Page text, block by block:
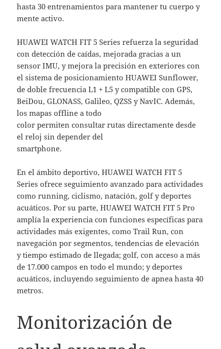
hasta 30 entrenamientos para mantener tu cuerpo y
mente activo.
HUAWEI WATCH FIT 5 Series refuerza la seguridad
con detección de caídas, mejorada gracias a un
sensor IMU, y mejora la precisión en exteriores con
el sistema de posicionamiento HUAWEI Sunflower,
de doble frecuencia L1 + L5 y compatible con GPS,
BeiDou, GLONASS, Galileo, QZSS y NavIC. Además,
los mapas offline a todo
color permiten consultar rutas directamente desde
el reloj sin depender del
smartphone.
En el ámbito deportivo, HUAWEI WATCH FIT 5
Series ofrece seguimiento avanzado para actividades
como running, ciclismo, natación, golf y deportes
acuáticos. Por su parte, HUAWEI WATCH FIT 5 Pro
amplía la experiencia con funciones específicas para
actividades más exigentes, como Trail Run, con
navegación por segmentos, tendencias de elevación
y tiempo estimado de llegada; golf, con acceso a más
de 17.000 campos en todo el mundo; y deportes
acuáticos, incluyendo seguimiento de apnea hasta 40
metros.
Monitorización de